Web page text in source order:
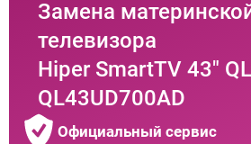
Замена
телевизора
Hiper SmartTV 43"
QL43UD700AD
Официальный сервис